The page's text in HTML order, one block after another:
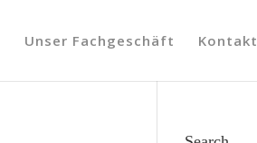
Unser Fachgeschäft Kontakt